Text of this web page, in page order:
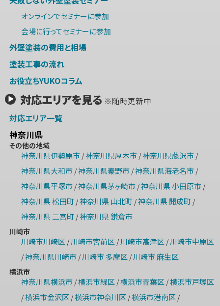
オンラインでセミナーに参加
会場に行ってセミナーに参加
外壁塗装の費用と相場
塗装工事の流れ
お役立ちYUKOコラム
対応エリアを見る ※随時更新中
対応エリア一覧
神奈川県
その他の地域
神奈川県伊勢原市/神奈川県厚木市/神奈川県藤沢市/
神奈川県大和市/神奈川県秦野市/神奈川県海老名市/
神奈川県平塚市/神奈川県茅ヶ崎市/神奈川県 小田原市/
神奈川県 松田町/神奈川県 山北町/神奈川県 開成町/
神奈川県 二宮町/神奈川県 鎌倉市
川崎市
川崎市川崎区 / 川崎市宮前区 / 川崎市高津区 / 川崎市中原区
/神奈川県川崎市/ 川崎市 多摩区 / 川崎市 麻生区
横浜市
神奈川県横浜市/横浜市緑区 /横浜市青葉区 /横浜市戸塚区
/横浜市金沢区 /横浜市神奈川区 /横浜市港南区 /